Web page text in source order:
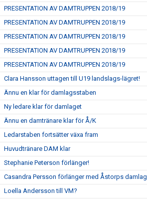
PRESENTATION AV DAMTRUPPEN 2018/19
PRESENTATION AV DAMTRUPPEN 2018/19
PRESENTATION AV DAMTRUPPEN 2018/19
PRESENTATION AV DAMTRUPPEN 2018/19
PRESENTATION AV DAMTRUPPEN 2018/19
Clara Hansson uttagen till U19 landslags-lägret!
Ännu en klar för damlagsstaben
Ny ledare klar för damlaget
Ännu en damtränare klar för Å/K
Ledarstaben fortsätter växa fram
Huvudtränare DAM klar
Stephanie Peterson förlänger!
Casandra Persson förlänger med Åstorps damlag
Loella Andersson till VM?